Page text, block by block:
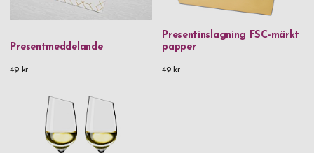
Presentmeddelande
49 kr
Presentinslagning FSC-märkt
papper
49 kr